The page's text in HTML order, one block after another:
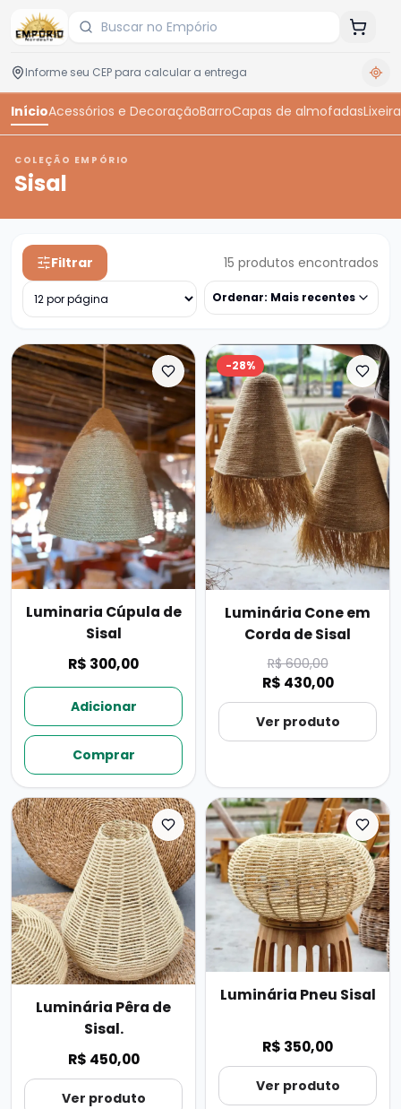
InícioAcessórios e DecoraçãoBarroCapas de almofadasLixeira
COLEÇÃO EMPÓRIO
Sisal
Filtrar 15 produtos encontrados
Ordenar: Mais recentes
Luminaria Cúpula de
Sisal
R$ 300,00
Adicionar
Comprar
-28%
Luminária Cone em
Corda de Sisal
R$ 600,00
R$ 430,00
Ver produto
Luminária Pêra de
Sisal.
R$ 450,00
Ver produto
Luminária Pneu Sisal
R$ 350,00
Ver produto